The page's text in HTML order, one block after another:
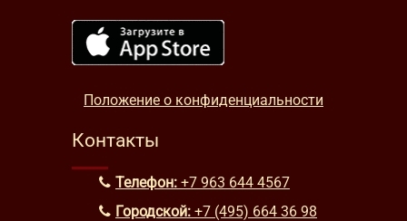
Положение о конфиденциальности
Контакты
Телефон: +7 963 644 4567
Городской: +7 (495) 664 36 98